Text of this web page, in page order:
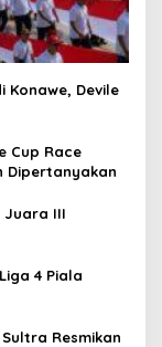
Konawe, Devile
Cup Race
Dipertanyakan
Juara III
4 Piala
Resmikan